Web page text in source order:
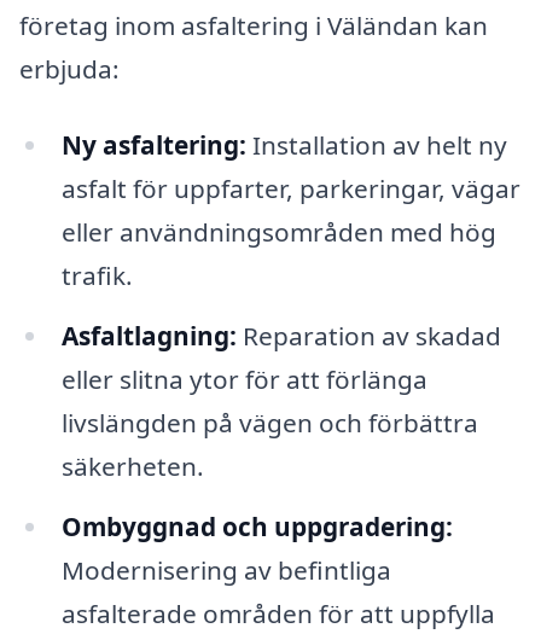
företag inom asfaltering i Väländan kan
erbjuda:
Ny asfaltering: Installation av helt ny
asfalt för uppfarter, parkeringar, vägar
eller användningsområden med hög
trafik.
Asfaltlagning: Reparation av skadad
eller slitna ytor för att förlänga
livslängden på vägen och förbättra
säkerheten.
Ombyggnad och uppgradering:
Modernisering av befintliga
asfalterade områden för att uppfylla